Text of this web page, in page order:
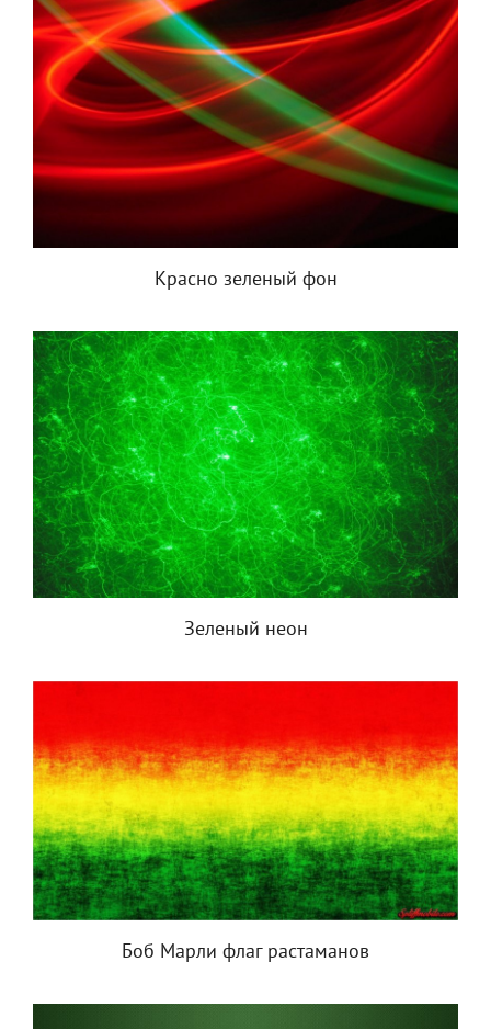
Красно зеленый фон
Зеленый неон
Боб Марли флаг растаманов